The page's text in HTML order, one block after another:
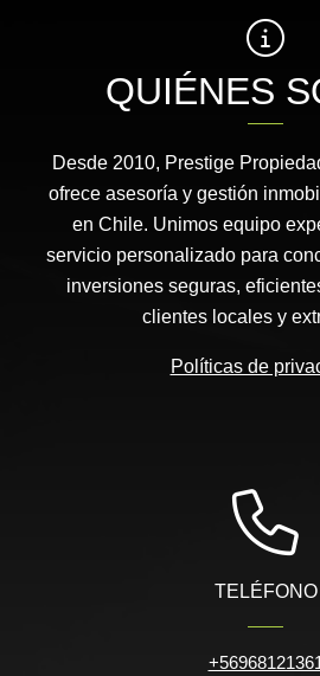
QUIÉNES
Desde 2010, Prestige
ofrece asesoría y gestión
en Chile. Unimos equipo
servicio personalizado para
inversiones seguras,
clientes locales y
Políticas de
TELÉFONO